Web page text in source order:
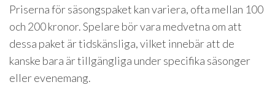
Priserna för säsongspaket kan variera, ofta mellan 100
och 200 kronor. Spelare bör vara medvetna om att
dessa paket är tidskänsliga, vilket innebär att de
kanske bara är tillgängliga under specifika säsonger
eller evenemang.